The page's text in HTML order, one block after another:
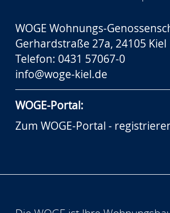
WOGE Wohnungs-
Gerhardstraße 27a, 24105 Kiel
Telefon: 0431 57067-0
info@woge-kiel.de
WOGE-Portal:
Zum WOGE-Portal -